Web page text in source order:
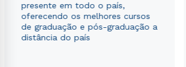
presente em todo o país,
oferecendo os melhores cursos
de graduação e pós-graduação a
distância do país